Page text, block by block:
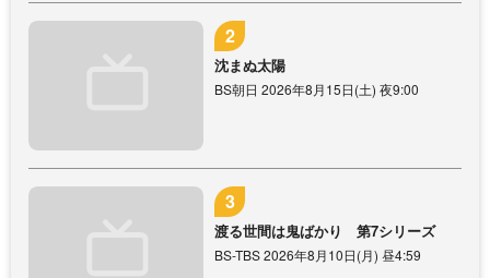
沈まぬ太陽
BS朝日 2026年8月15日(土) 夜9:00
渡る世間は鬼ばかり 第7シリーズ
BS-TBS 2026年8月10日(月) 昼4:59